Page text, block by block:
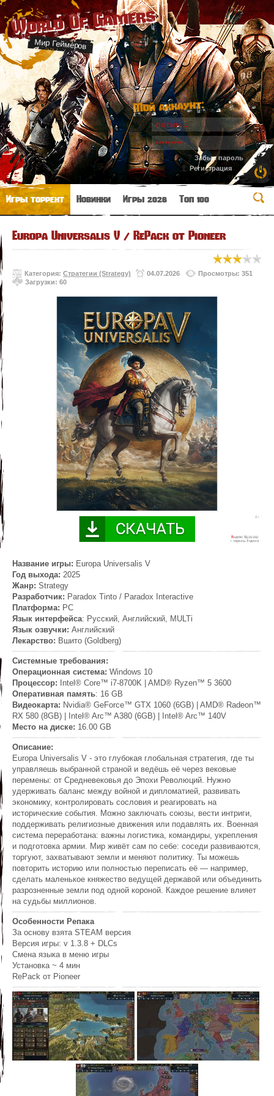
World Of Gamers
Мир Геймеров
Мой аккаунт:
Забыл пароль
Регистрация
Игры торрент Новинки Игры 2026 Топ 100
Europa Universalis V / RePack от Pioneer
Категория: Стратегии (Strategy) 04.07.2026
Просмотры: 351
Загрузки: 60
Название игры: Europa Universalis V
Год выхода: 2025
Жанр: Strategy
Разработчик: Paradox Tinto / Paradox Interactive
Платформа: PC
Язык интерфейса: Русский, Английский, MULTi
Язык озвучки: Английский
Лекарство: Вшито (Goldberg)
Системные требования:
Операционная система: Windows 10
Процессор:
Intel® Core™ i7-8700K | AMD® Ryzen™ 5 3600
Оперативная память: 16 GB
Видеокарта: Nvidia® GeForce™ GTX 1060 (6GB) | AMD® Radeon™
RX 580 (8GB) | Intel® Arc™ A380 (6GB) | Intel® Arc™ 140V
Место на диске: 16.00 GB
Описание:
Europa Universalis V - это глубокая глобальная стратегия, где ты
управляешь выбранной страной и ведёшь её через вековые
перемены: от Средневековья до Эпохи Революций. Нужно
удерживать баланс между войной и дипломатией, развивать
экономику, контролировать сословия и реагировать на
исторические события. Можно заключать союзы, вести интриги,
поддерживать религиозные движения или подавлять их. Военная
система переработана: важны логистика, командиры, укрепления
и подготовка армии. Мир живёт сам по себе: соседи развиваются,
торгуют, захватывают земли и меняют политику. Ты можешь
повторить историю или полностью переписать её — например,
сделать маленькое княжество ведущей державой или объединить
разрозненные земли под одной короной. Каждое решение влияет
на судьбы миллионов.
Особенности Репака
За основу взята STEAM версия
Версия игры: v 1.3.8 + DLCs
Смена языка в меню игры
Установка ~ 4 мин
RePack от Pioneer